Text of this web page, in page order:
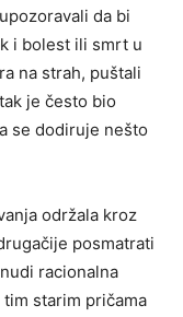
da bi
i bolest ili smrt u
na strah, puštali
je često bio
se dodiruje nešto
održala kroz
posmatrati
racionalna
starim pričama